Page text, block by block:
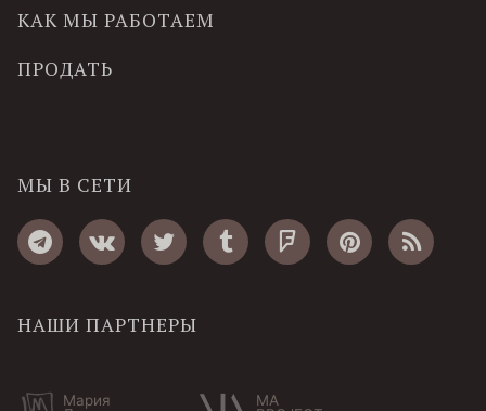
КАК МЫ РАБОТАЕМ
ПРОДАТЬ
МЫ В СЕТИ
НАШИ ПАРТНЕРЫ
Мария
MA